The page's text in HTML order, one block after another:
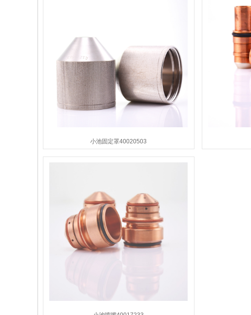
小池固定罩40020503